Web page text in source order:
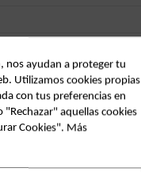
2022-04-04
nos ayudan a proteger tu
Utilizamos cookies propias
con tus preferencias en
aquellas cookies
Cookies". Más